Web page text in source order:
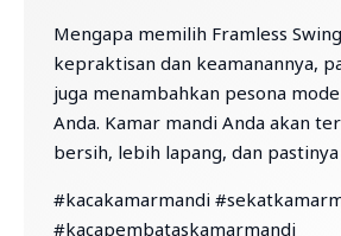
Mengapa memilih Framless
kepraktisan dan keamanannya,
juga menambahkan pesona
Anda. Kamar mandi Anda akan
bersih, lebih lapang, dan
#kacakamarmandi
#kacapembataskamarmandi